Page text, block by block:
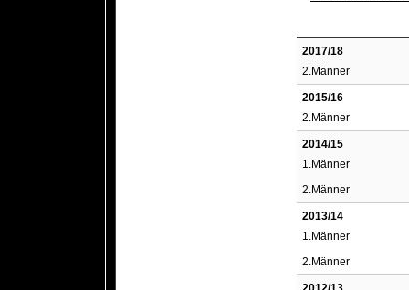
2017/18
2.Männer
2015/16
2.Männer
2014/15
1.Männer
2.Männer
2013/14
1.Männer
2.Männer